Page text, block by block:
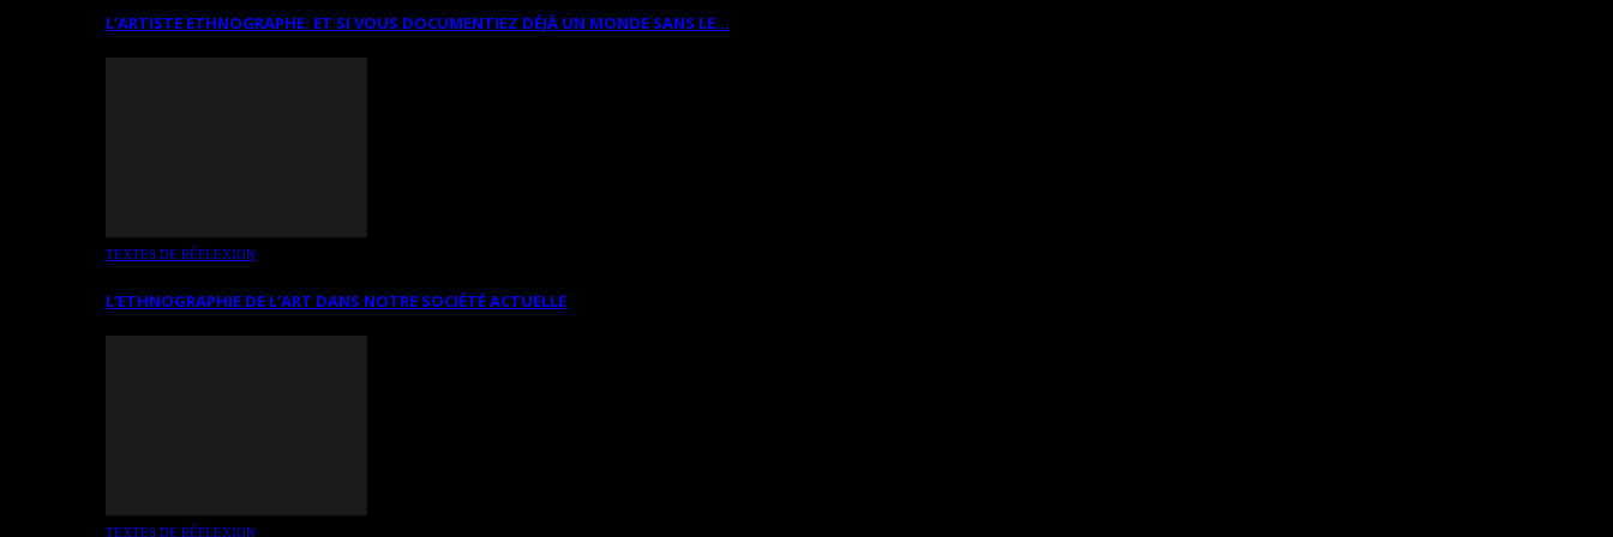
L’ARTISTE ETHNOGRAPHE: ET SI VOUS DOCUMENTIEZ DÉJÀ UN MONDE SANS LE…
TEXTES DE RÉFLEXION
L’ETHNOGRAPHIE DE L’ART DANS NOTRE SOCIÉTÉ ACTUELLE
TEXTES DE RÉFLEXION